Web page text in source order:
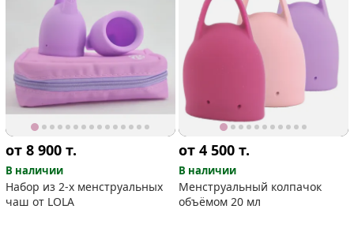
от 8 900т.
В наличии
Набор из 2-х менструальных
чаш от LOLA
от 4 500т.
В наличии
Менструальный колпачок
объёмом 20 мл